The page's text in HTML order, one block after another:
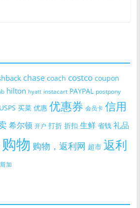
chase coach costco coupon
hilton hyatt instacart PAYPAL postpony
USPS 买菜 优惠 优惠券 会员卡 信用
希尔顿 开户 打折 折扣 生鲜 省钱 礼品
购物 购物，返利网 超市 返利
加